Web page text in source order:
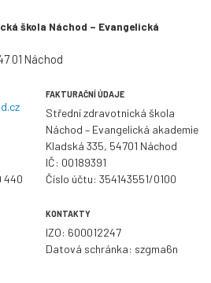
škola Náchod – Evangelická
01 Náchod
440
FAKTURAČNÍ ÚDAJE
Střední zdravotnická škola
Náchod – Evangelická akademie
Kladská 335, 54701 Náchod
IČ: 00189391
Číslo účtu: 354143551/0100
KONTAKTY
IZO: 600012247
Datová schránka: szgma6n